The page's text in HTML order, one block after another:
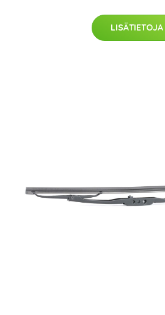
LISÄTIETOJA